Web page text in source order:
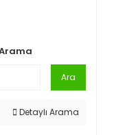
Arama
Ara
Detaylı Arama